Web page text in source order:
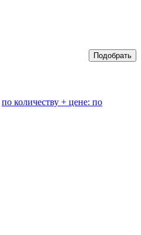
по количеству + цене: по